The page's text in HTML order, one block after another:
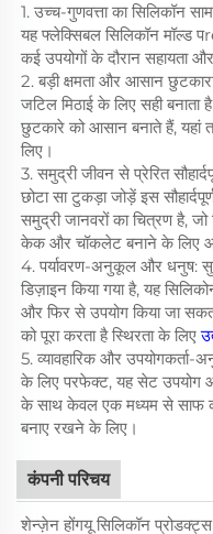
1. उच्च-गुणवत्ता का सिलिकॉन
यह फ्लेक्सिबल सिलिकॉन मॉल्ड
कई उपयोगों के दौरान सहायता
2. बड़ी क्षमता और आसान
जटिल मिठाई के लिए सही
छुटकारे को आसान बनाते हैं,
लिए।
3. समुद्री जीवन से प्रेरित
छोटा सा टुकड़ा जोड़ें इस
समुद्री जानवरों का चित्रण है, जो
केक और चॉकलेट बनाने के लिए
4. पर्यावरण-अनुकूल और धनुष:
डिज़ाइन किया गया है, यह
और फिर से उपयोग किया जा
को पूरा करता है स्थिरता के लिए
5. व्यावहारिक और
के लिए परफेक्ट, यह सेट उपयोग
के साथ केवल एक मध्यम से साफ
बनाए रखने के लिए।
कंपनी परिचय
शेन्ज़ेन होंगयू सिलिकॉन प्रोडक्ट्स